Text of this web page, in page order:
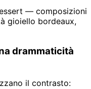
— composizioni
gioiello bordeaux,
drammaticità
il contrasto: